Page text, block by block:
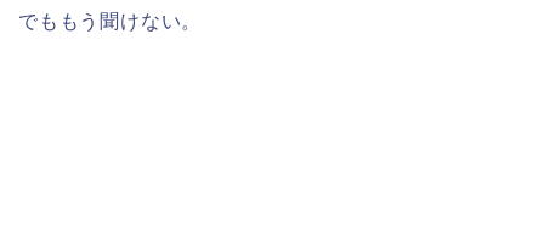
でももう聞けない。